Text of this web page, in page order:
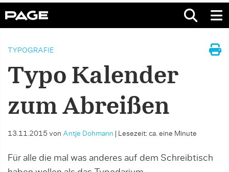
TYPOGRAFIE
Typo Kalender
zum Abreißen
13.11.2015 von Antje Dohmann Lesezeit: ca. eine Minute
Für alle die mal was anderes auf dem Schreibtisch